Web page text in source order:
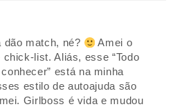
dão match, né?
Amei o
list. Aliás, esse “Todo
está na minha
estilo de autoajuda são
Girlboss é vida e mudou